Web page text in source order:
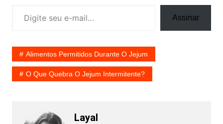
Assinar
Alimentos Permitidos Durante O Jejum
O Que Quebra O Jejum Intermitente?
Layal